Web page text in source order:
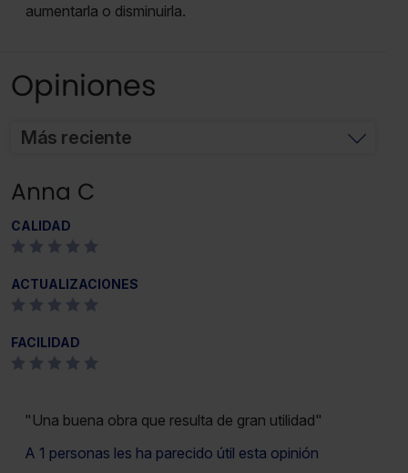
aumentarla o disminuirla.
Opiniones
Más reciente
Anna C
CALIDAD
ACTUALIZACIONES
FACILIDAD
"Una buena obra que resulta de gran utilidad"
A 1 personas les ha parecido útil esta opinión